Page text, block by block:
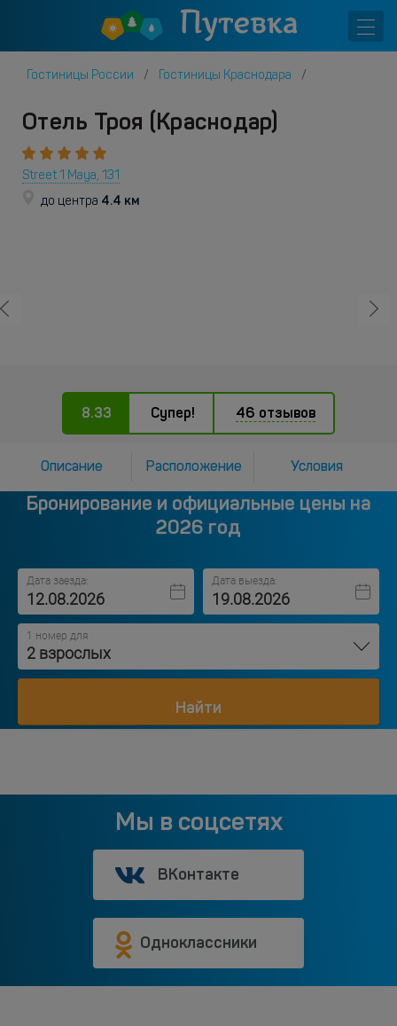
Гостиницы России Гостиницы Краснодара
Отель Троя (Краснодар)
Street 1 Maya, 131
до центра 4.4 км
8.33 Супер! 46 отзывов
Описание Расположение Условия
Бронирование и официальные цены на
2026 год
Дата заезда: Дата выезда:
1 номер для
2 взрослых
Найти
Мы в соцсетях
ВКонтакте
Одноклассники